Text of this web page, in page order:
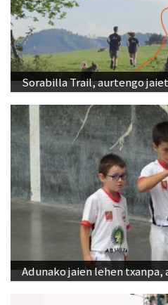
Sorabilla Trail, aurtengo
Adunako jaien lehen